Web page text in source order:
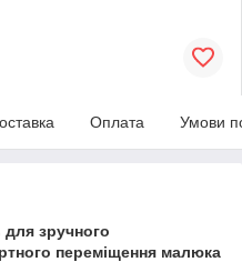
Оплата Умови
для зручного
переміщення малюка